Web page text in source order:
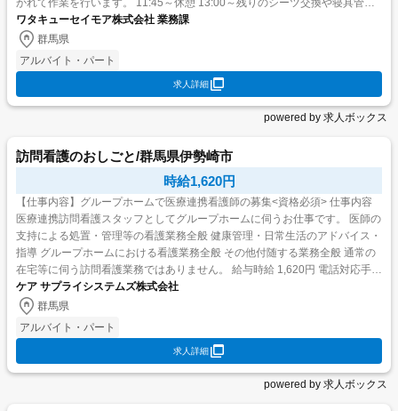
かれて作業を行います。 11:45～休憩 13:00～残りのシーツ交換や寝具管理
を...
ワタキューセイモア株式会社 業務課
群馬県
アルバイト・パート
求人詳細
powered by 求人ボックス
訪問看護のおしごと/群馬県伊勢崎市
時給1,620円
【仕事内容】グループホームで医療連携看護師の募集<資格必須> 仕事内容
医療連携訪問看護スタッフとしてグループホームに伺うお仕事です。 医師の
支持による処置・管理等の看護業務全般 健康管理・日常生活のアドバイス・
指導 グループホームにおける看護業務全般 その他付随する業務全般 通常の
在宅等に伺う訪問看護業務ではありません。 給与時給 1,620円 電話対応手当
(1事業所につき) 1...
ケア サプライシステムズ株式会社
群馬県
アルバイト・パート
求人詳細
powered by 求人ボックス